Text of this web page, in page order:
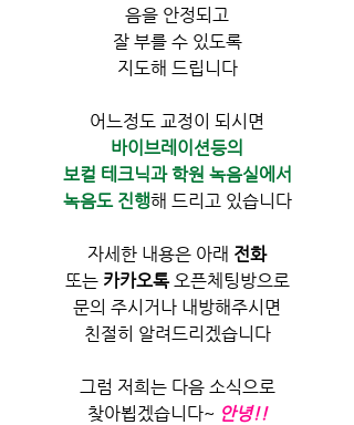
음을 안정되고
잘 부를 수 있도록
지도해 드립니다
어느정도 교정이 되시면
바이브레이션등의
보컬 테크닉과 학원 녹음실에서
녹음도 진행해 드리고 있습니다
자세한 내용은 아래 전화
또는 카카오톡 오픈체팅방으로
문의 주시거나 내방해주시면
친절히 알려드리겠습니다
그럼 저희는 다음 소식으로
찾아뵙겠습니다~ 안녕!!